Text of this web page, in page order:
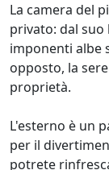
La camera del
privato: dal
imponenti albe
opposto, la
proprietà.
L'esterno è un
per il
potrete